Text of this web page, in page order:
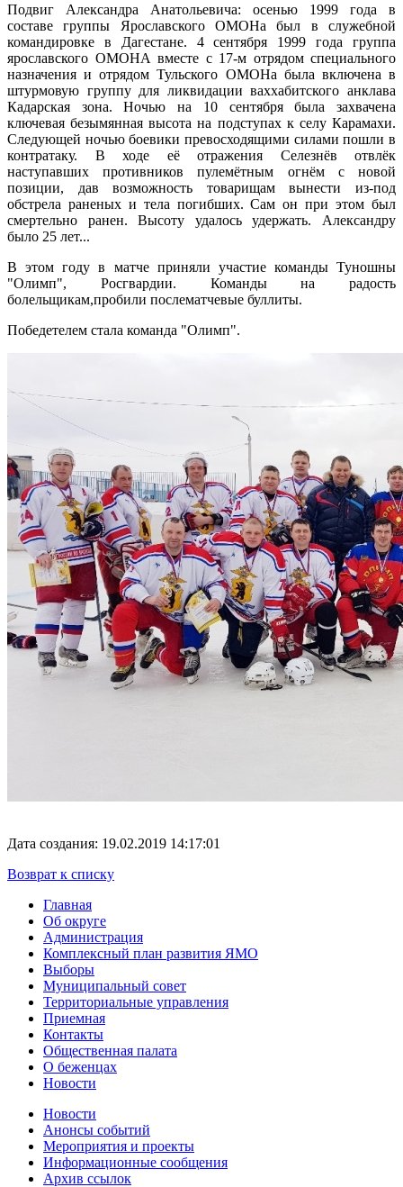
Подвиг Александра Анатольевича: осенью 1999 года в
составе группы Ярославского ОМОНа был в служебной
командировке в Дагестане. 4 сентября 1999 года группа
ярославского ОМОНА вместе с 17-м отрядом специального
назначения и отрядом Тульского ОМОНа была включена в
штурмовую группу для ликвидации ваххабитского анклава
Кадарская зона. Ночью на 10 сентября была захвачена
ключевая безымянная высота на подступах к селу Карамахи.
Следующей ночью боевики превосходящими силами пошли в
контратаку. В ходе её отражения Селезнёв отвлёк
наступавших противников пулемётным огнём с новой
позиции, дав возможность товарищам вынести из-под
обстрела раненых и тела погибших. Сам он при этом был
смертельно ранен. Высоту удалось удержать. Александру
было 25 лет...
В этом году в матче приняли участие команды Туношны
"Олимп", Росгвардии. Команды на радость
болельщикам,пробили послематчевые буллиты.
Победетелем стала команда "Олимп".
Дата создания: 19.02.2019 14:17:01
Возврат к списку
Главная
Об округе
Администрация
Комплексный план развития ЯМО
Выборы
Муниципальный совет
Территориальные управления
Приемная
Контакты
Общественная палата
О беженцах
Новости
Новости
Анонсы событий
Мероприятия и проекты
Информационные сообщения
Архив ссылок